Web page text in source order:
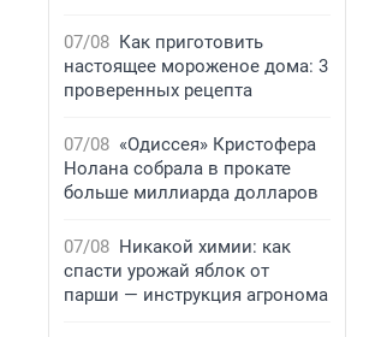
07/08 Как приготовить
настоящее мороженое дома: 3
проверенных рецепта
07/08 «Одиссея» Кристофера
Нолана собрала в прокате
больше миллиарда долларов
07/08 Никакой химии: как
спасти урожай яблок от
парши — инструкция агронома